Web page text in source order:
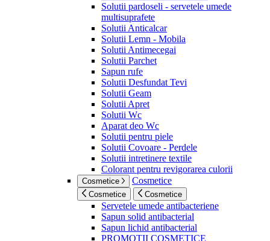
Solutii pardoseli - servetele umede
multisuprafete
Solutii Anticalcar
Solutii Lemn - Mobila
Solutii Antimecegai
Solutii Parchet
Sapun rufe
Solutii Desfundat Tevi
Solutii Geam
Solutii Apret
Solutii Wc
Aparat deo Wc
Solutii pentru piele
Solutii Covoare - Perdele
Solutii intretinere textile
Colorant pentru revigorarea culorii
Cosmetice Cosmetice
Cosmetice Cosmetice
Servetele umede antibacteriene
Sapun solid antibacterial
Sapun lichid antibacterial
PROMOTII COSMETICE